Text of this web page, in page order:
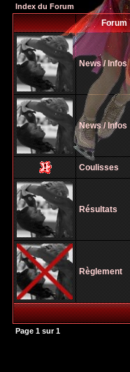
Index du Forum
Forum
News / Infos
News / Infos
Coulisses
Résultats
Règlement
Page 1 sur1